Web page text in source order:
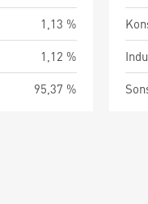
1,13 %
1,12 %
95,37 %